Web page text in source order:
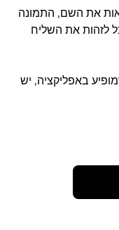
את השם, התמונה
לזהות את השליח
באפליקציה, יש